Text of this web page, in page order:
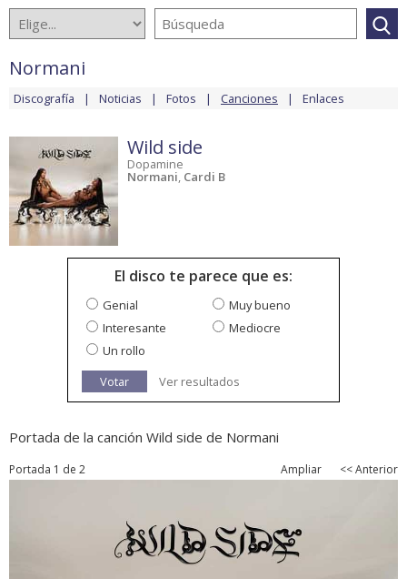
Normani
Discografía Noticias Fotos Canciones Enlaces
Wild side
Dopamine
Normani, Cardi B
El disco te parece que es:
Genial
Muy bueno
Interesante
Mediocre
Un rollo
Votar
Ver resultados
Portada de la canción Wild side de Normani
Portada 1 de 2 Ampliar << Anterior